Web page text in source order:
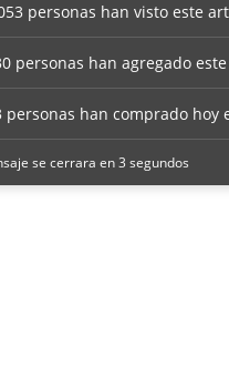
personas han visto este
personas han agregado
personas han comprado hoy
se cerrara en 2 segundos